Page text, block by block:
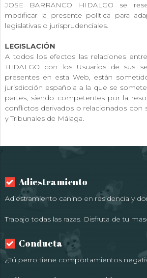
JOSE BARRANCO HIDALGO se
modificar la presente política para
legislativas o jurisprudenciales.
LEGISLACIÓN
A todos los efectos las relaciones
HIDALGO con los Usuarios de sus
presentes en esta Web, están
jurisdicción española a la que se
partes, siendo competentes por la
conflictos derivados o relacionados con
y Tribunales de Málaga.
Adiestramiento
Adiestramiento canino en residencia y
Trabajo todas las razas. Disfruta de tu
Conducta
¿Tú perro tiene comportamientos